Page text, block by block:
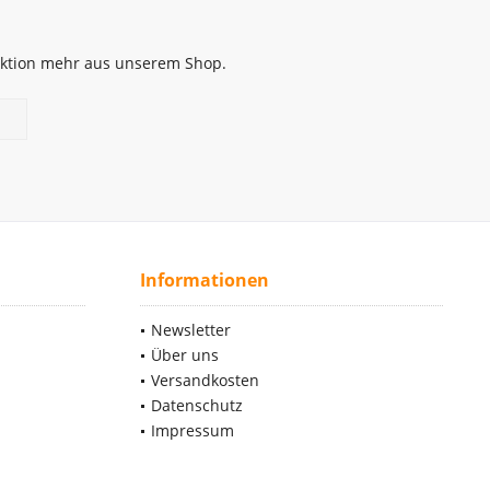
mehr aus unserem Shop.
Informationen
Newsletter
Über uns
Versandkosten
Datenschutz
Impressum